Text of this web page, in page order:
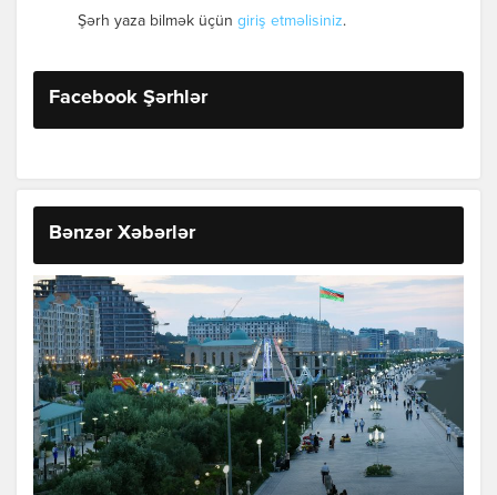
Şərh yaza bilmək üçün giriş etməlisiniz.
Facebook Şərhlər
Bənzər Xəbərlər